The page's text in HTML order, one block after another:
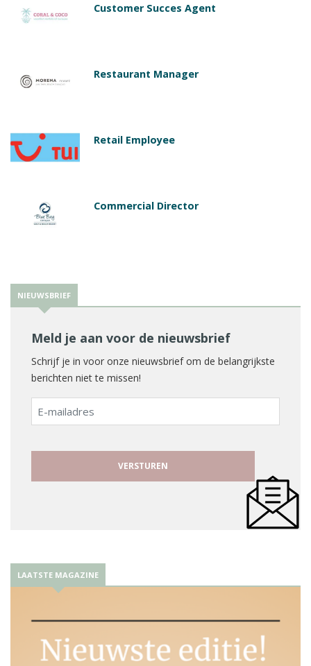
Customer Succes Agent
Restaurant Manager
Retail Employee
Commercial Director
NIEUWSBRIEF
Meld je aan voor de nieuwsbrief
Schrijf je in voor onze nieuwsbrief om de belangrijkste
berichten niet te missen!
E-
mailadres
LAATSTE MAGAZINE